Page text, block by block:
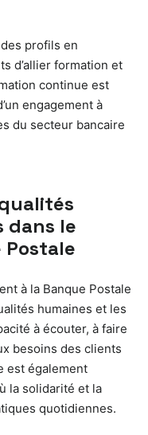
profils en
d’allier formation et
continue est
engagement à
du secteur bancaire
dans le
à la Banque Postale
humaines et les
à écouter, à faire
besoins des clients
est également
la solidarité et la
quotidiennes.